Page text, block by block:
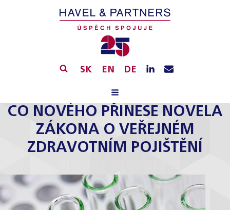
SK EN DE
CO NOVÉHO PŘINESE NOVELA
ZÁKONA O VEŘEJNÉM
ZDRAVOTNÍM POJIŠTĚNÍ